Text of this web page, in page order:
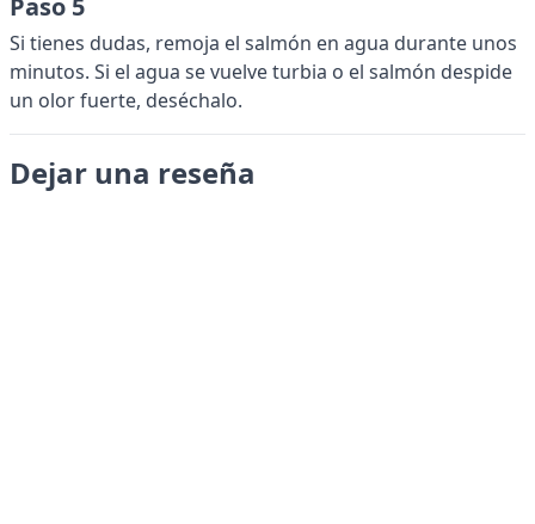
Paso 5
Si tienes dudas, remoja el salmón en agua durante unos
minutos. Si el agua se vuelve turbia o el salmón despide
un olor fuerte, deséchalo.
Dejar una reseña